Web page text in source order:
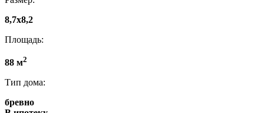
8,7x8,2
Площадь:
88 м2
Тип дома:
бревно